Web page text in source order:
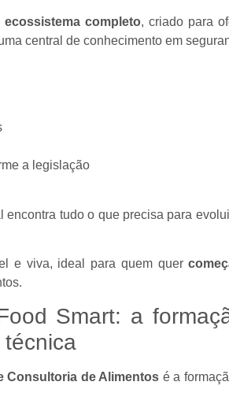
ecossistema completo, criado para
central de conhecimento em
a legislação
encontra tudo o que precisa para
e viva, ideal para quem quer
Smart: a
técnica
Consultoria de Alimentos é a